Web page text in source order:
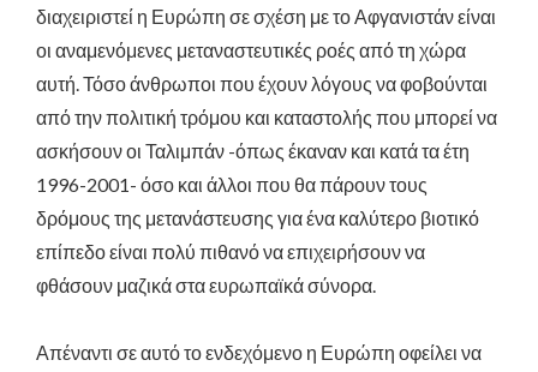
διαχειριστεί η Ευρώπη σε σχέση με το Αφγανιστάν είναι
οι αναμενόμενες μεταναστευτικές ροές από τη χώρα
αυτή. Τόσο άνθρωποι που έχουν λόγους να φοβούνται
από την πολιτική τρόμου και καταστολής που μπορεί να
ασκήσουν οι Ταλιμπάν -όπως έκαναν και κατά τα έτη
1996-2001- όσο και άλλοι που θα πάρουν τους
δρόμους της μετανάστευσης για ένα καλύτερο βιοτικό
επίπεδο είναι πολύ πιθανό να επιχειρήσουν να
φθάσουν μαζικά στα ευρωπαϊκά σύνορα.
Απέναντι σε αυτό το ενδεχόμενο η Ευρώπη οφείλει να